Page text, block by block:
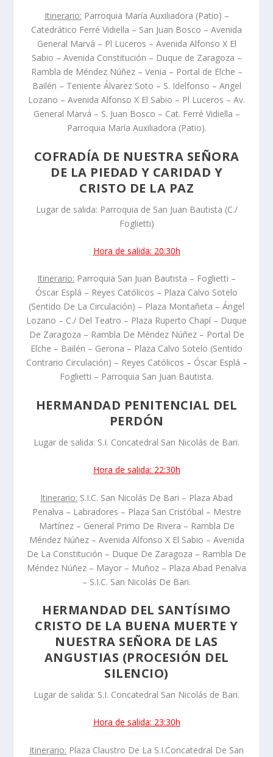
Itinerario: Parroquia María Auxiliadora (Patio) –
Catedrático Ferré Vidiella – San Juan Bosco – Avenida
General Marvá – Pl Luceros – Avenida Alfonso X El
Sabio – Avenida Constitución – Duque de Zaragoza –
Rambla de Méndez Núñez – Venia – Portal de Elche –
Bailén – Teniente Álvarez Soto – S. Idelfonso – Angel
Lozano – Avenida Alfonso X El Sabio – Pl Luceros – Av.
General Marvá – S. Juan Bosco – Cat. Ferré Vidiella –
Parroquia María Auxiliadora (Patio).
COFRADÍA DE NUESTRA SEÑORA
DE LA PIEDAD Y CARIDAD Y
CRISTO DE LA PAZ
Lugar de salida: Parroquia de San Juan Bautista (C./
Foglietti)
Hora de salida: 20:30h
Itinerario: Parroquia San Juan Bautista – Foglietti –
Óscar Esplá – Reyes Católicos – Plaza Calvo Sotelo
(Sentido De La Circulación) – Plaza Montañeta – Ángel
Lozano – C./ Del Teatro – Plaza Ruperto Chapí – Duque
De Zaragoza – Rambla De Méndez Núñez – Portal De
Elche – Bailén – Gerona – Plaza Calvo Sotelo (Sentido
Contrario Circulación) – Reyes Católicos – Óscar Esplá –
Foglietti – Parroquia San Juan Bautista.
HERMANDAD PENITENCIAL DEL
PERDÓN
Lugar de salida: S.I. Concatedral San Nicolás de Bari.
Hora de salida: 22:30h
Itinerario: S.I.C. San Nicolás De Bari – Plaza Abad
Penalva – Labradores – Plaza San Cristóbal – Mestre
Martínez – General Primo De Rivera – Rambla De
Méndez Núñez – Avenida Alfonso X El Sabio – Avenida
De La Constitución – Duque De Zaragoza – Rambla De
Méndez Núñez – Mayor – Muñoz – Plaza Abad Penalva
– S.I.C. San Nicolás De Bari.
HERMANDAD DEL SANTÍSIMO
CRISTO DE LA BUENA MUERTE Y
NUESTRA SEÑORA DE LAS
ANGUSTIAS (PROCESIÓN DEL
SILENCIO)
Lugar de salida: S.I. Concatedral San Nicolás de Bari.
Hora de salida: 23:30h
Itinerario: Plaza Claustro De La S.I.Concatedral De San